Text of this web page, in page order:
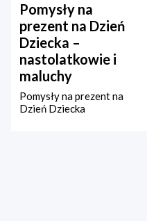
Pomysły na
prezent na Dzień
Dziecka –
nastolatkowie i
maluchy
Pomysły na prezent na
Dzień Dziecka